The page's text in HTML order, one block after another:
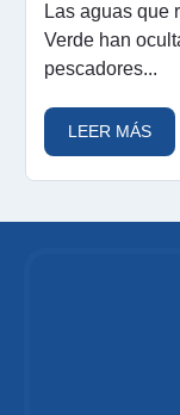
Las aguas que
Verde han
pescadores...
LEER MÁS